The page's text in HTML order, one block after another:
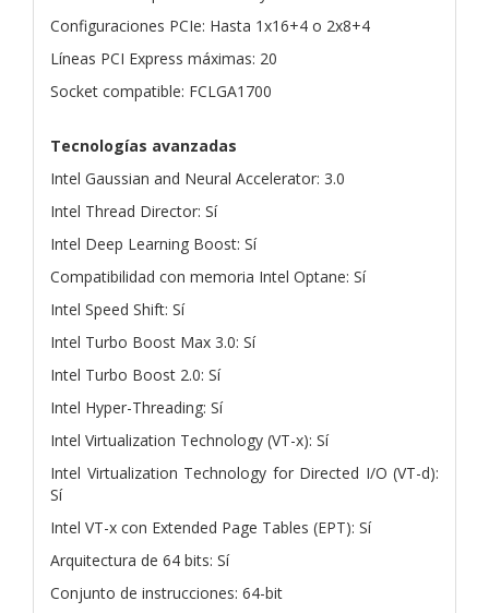
Configuraciones PCIe: Hasta 1x16+4 o 2x8+4
Líneas PCI Express máximas: 20
Socket compatible: FCLGA1700
Tecnologías avanzadas
Intel Gaussian and Neural Accelerator: 3.0
Intel Thread Director: Sí
Intel Deep Learning Boost: Sí
Compatibilidad con memoria Intel Optane: Sí
Intel Speed Shift: Sí
Intel Turbo Boost Max 3.0: Sí
Intel Turbo Boost 2.0: Sí
Intel Hyper-Threading: Sí
Intel Virtualization Technology (VT-x): Sí
Intel Virtualization Technology for Directed I/O (VT-d):
Sí
Intel VT-x con Extended Page Tables (EPT): Sí
Arquitectura de 64 bits: Sí
Conjunto de instrucciones: 64-bit